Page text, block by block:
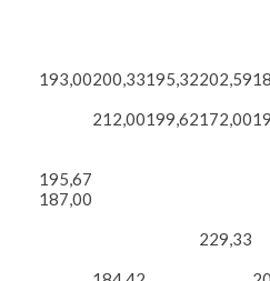
193,00200,33195,32202,59
212,00199,62172,00
195,67
187,00
229,33